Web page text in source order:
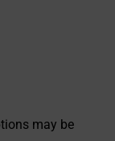
may be